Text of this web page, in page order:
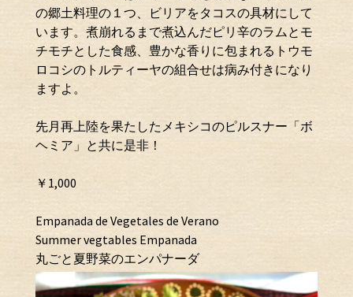
の郷土料理の１つ、ビリアをタコスの具材にして
います。煮崩れるまで煮込んだピリ辛のラムとモ
チモチとした食感、豊かな香りに包まれるトウモ
ロコシのトルティーヤの組合せは病み付きになり
ますよ。
先月再上陸を果たしたメキシコのピルスナー「ボ
ヘミア」と共に是非！
￥1,000
Empanada de Vegetales de Verano
Summer vegtables Empanada
丸ごと夏野菜のエンパナーダ